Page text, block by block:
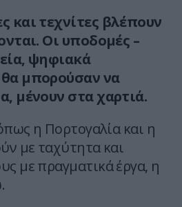
και τεχνίτες βλέπουν
Οι υποδομές –
ψηφιακά
μπορούσαν να
μένουν στα χαρτιά.
η Πορτογαλία και η
με ταχύτητα και
με πραγματικά έργα, η